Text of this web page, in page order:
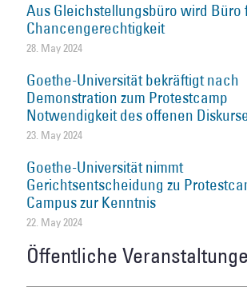
Aus Gleichstellungsbüro wird Büro
Chancengerechtigkeit
28. May 2024
Goethe-Universität bekräftigt nach
Demonstration zum Protestcamp
Notwendigkeit des offenen
23. May 2024
Goethe-Universität nimmt
Gerichtsentscheidung zu
Campus zur Kenntnis
22. May 2024
Öffentliche